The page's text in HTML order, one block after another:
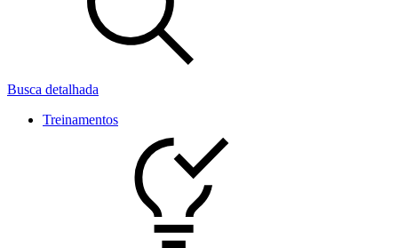
Busca detalhada
Treinamentos